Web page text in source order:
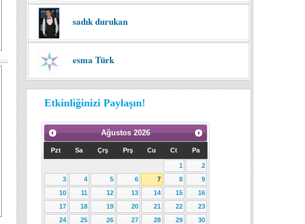
sadık durukan
esma Türk
Etkinliğinizi Paylaşın!
Ağustos 2026
Pzt Sa Çrş Prş Cu Ct Pa
1
2
3
4 5 6 7 8
9
10
11 12 13 14 15
16
17
18 19 20 21 22
23
24
25 26 27 28 29
30